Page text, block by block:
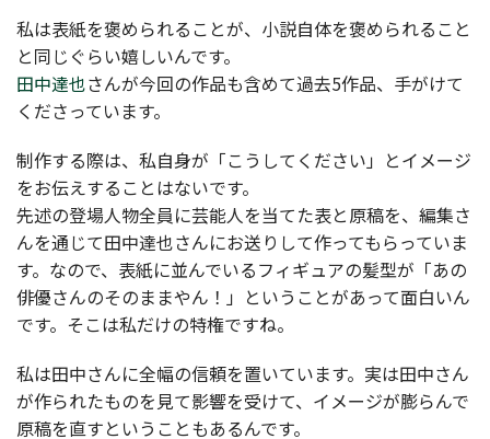
私は表紙を褒められることが、小説自体を褒められること
と同じぐらい嬉しいんです。
田中達也さんが今回の作品も含めて過去5作品、手がけて
くださっています。
制作する際は、私自身が「こうしてください」とイメージ
をお伝えすることはないです。
先述の登場人物全員に芸能人を当てた表と原稿を、編集さ
んを通じて田中達也さんにお送りして作ってもらっていま
す。なので、表紙に並んでいるフィギュアの髪型が「あの
俳優さんのそのままやん！」ということがあって面白いん
です。そこは私だけの特権ですね。
私は田中さんに全幅の信頼を置いています。実は田中さん
が作られたものを見て影響を受けて、イメージが膨らんで
原稿を直すということもあるんです。